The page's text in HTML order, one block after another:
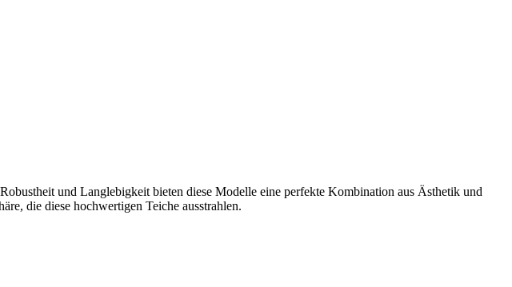
und Langlebigkeit bieten diese Modelle eine perfekte Kombination aus Ästhetik und
die diese hochwertigen Teiche ausstrahlen.